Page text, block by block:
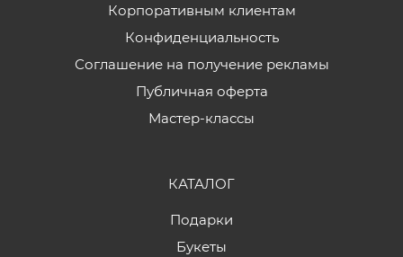
Корпоративным клиентам
Конфиденциальность
Соглашение на получение рекламы
Публичная оферта
Мастер-классы
КАТАЛОГ
Подарки
Букеты